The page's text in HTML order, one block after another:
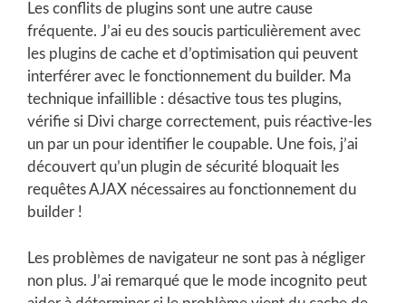
Les conflits de plugins sont une autre cause
fréquente. J’ai eu des soucis particulièrement avec
les plugins de cache et d’optimisation qui peuvent
interférer avec le fonctionnement du builder. Ma
technique infaillible : désactive tous tes plugins,
vérifie si Divi charge correctement, puis réactive-les
un par un pour identifier le coupable. Une fois, j’ai
découvert qu’un plugin de sécurité bloquait les
requêtes AJAX nécessaires au fonctionnement du
builder !
Les problèmes de navigateur ne sont pas à négliger
non plus. J’ai remarqué que le mode incognito peut